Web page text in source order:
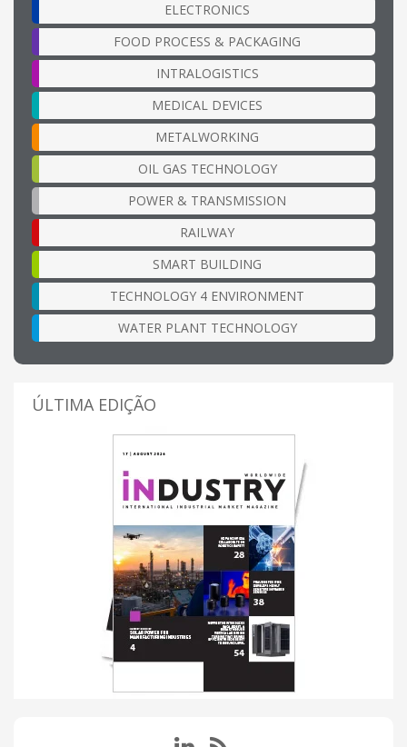
ELECTRONICS
FOOD PROCESS & PACKAGING
INTRALOGISTICS
MEDICAL DEVICES
METALWORKING
OIL GAS TECHNOLOGY
POWER & TRANSMISSION
RAILWAY
SMART BUILDING
TECHNOLOGY 4 ENVIRONMENT
WATER PLANT TECHNOLOGY
ÚLTIMA EDIÇÃO